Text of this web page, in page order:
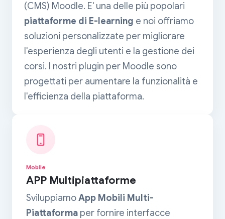
(CMS) Moodle. E' una delle più popolari
piattaforme di E-learning e noi offriamo
soluzioni personalizzate per migliorare
l'esperienza degli utenti e la gestione dei
corsi. I nostri plugin per Moodle sono
progettati per aumentare la funzionalità e
l'efficienza della piattaforma.
Mobile
APP Multipiattaforme
SviluppiamoApp Mobili Multi-
Piattaforma per fornire interfacce